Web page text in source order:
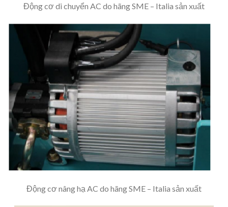
Động cơ di chuyển AC do hãng SME – Italia sản xuất
Động cơ nâng hạ AC do hãng SME – Italia sản xuất